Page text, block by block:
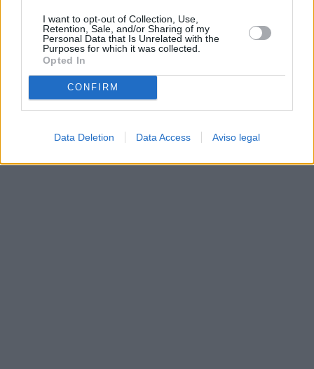
I want to opt-out of Collection, Use,
Retention, Sale, and/or Sharing of my
Personal Data that Is Unrelated with the
Purposes for which it was collected.
Opted In
CONFIRM
Data Deletion Data Access Aviso legal